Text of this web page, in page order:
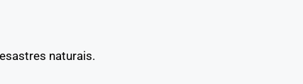
naturais.